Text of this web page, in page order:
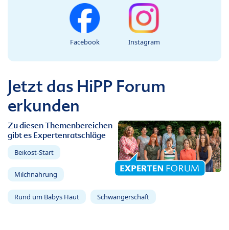
Facebook Instagram
Jetzt das HiPP Forum
erkunden
Zu diesen Themenbereichen
gibt es Expertenratschläge
Beikost-Start
Milchnahrung
Rund um Babys Haut Schwangerschaft